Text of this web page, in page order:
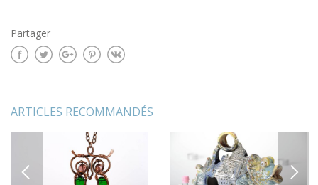
Partager
ARTICLES RECOMMANDÉS
PREVIOUS NEXT